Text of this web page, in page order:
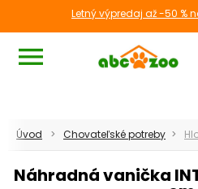
Letný výpredaj až -50 %
menu
Klietky pre hlodavce
chevron_left Späť
Úvod Chovateľské potreby
Náhradná vanička